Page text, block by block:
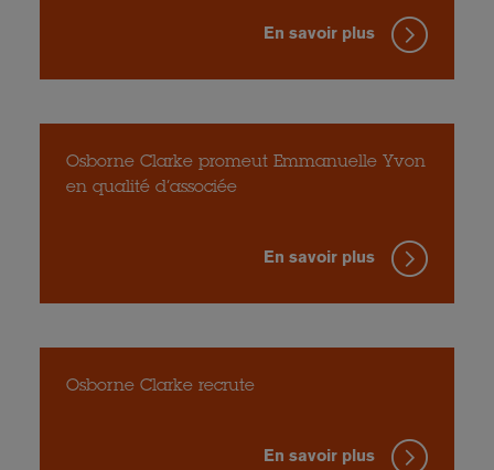
En savoir plus
Osborne Clarke promeut Emmanuelle Yvon
en qualité d’associée
En savoir plus
Osborne Clarke recrute
En savoir plus